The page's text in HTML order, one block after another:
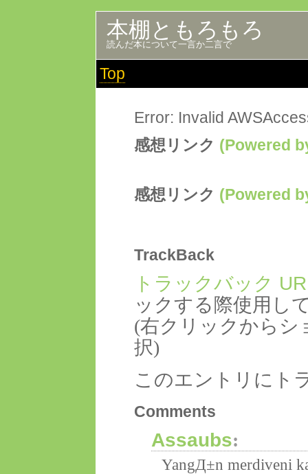
本棚ともろもろ
読んだ本について一言か二言で
Top
Error: Invalid
感想リンク (Powered
感想リンク (Powered
TrackBack
トラックバック
ックする際使用し
(右クリックからシ
択)
このエントリにト
Comments
Assaubs:
YangД±n merdiveni